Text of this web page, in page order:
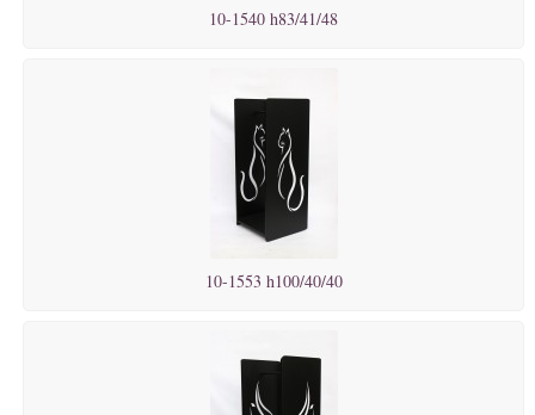
10-1540 h83/41/48
10-1553 h100/40/40